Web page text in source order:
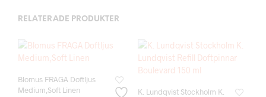
RELATERADE PRODUKTER
Blomus FRAGA Doftljus
Medium,Soft Linen
K. Lundqvist Stockholm K.